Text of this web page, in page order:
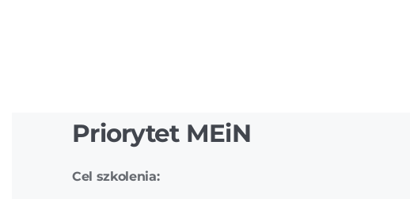
Priorytet MEiN
Cel szkolenia: